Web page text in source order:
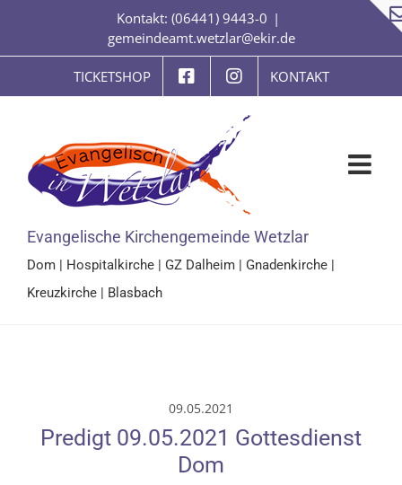
springen
Kontakt: (06441) 9443-0 |
gemeindeamt.wetzlar@ekir.de
TICKETSHOP KONTAKT
Evangelische Kirchengemeinde Wetzlar
Dom | Hospitalkirche | GZ Dalheim | Gnadenkirche |
Kreuzkirche | Blasbach
09.05.2021
Predigt 09.05.2021 Gottesdienst
Dom